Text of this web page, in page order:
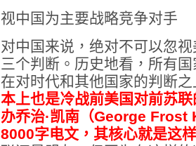
视中国为主要战略竞争对手
对中国来说，绝对不可以忽
三个判断。历史地看，所有
在对时代和其他国家的判断
本上也是冷战前美国对前苏
办乔治·凯南（George Frost
8000字电文，其核心就是这